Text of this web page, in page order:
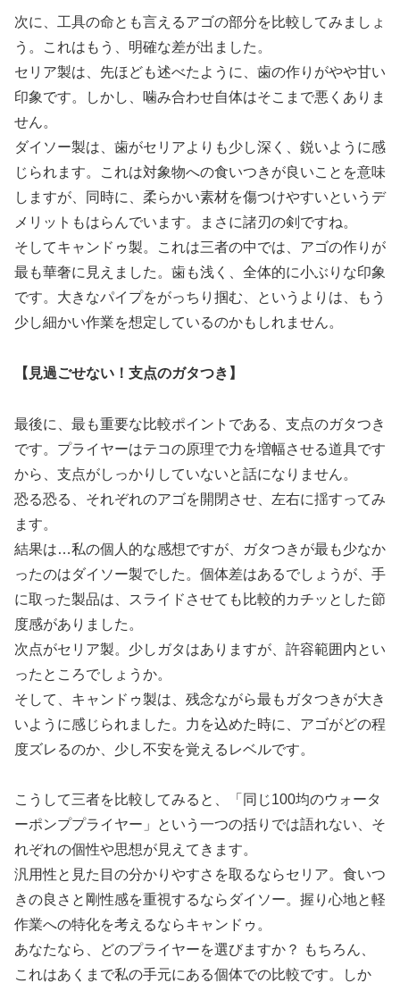
次に、工具の命とも言えるアゴの部分を比較してみましょ
う。これはもう、明確な差が出ました。
セリア製は、先ほども述べたように、歯の作りがやや甘い
印象です。しかし、噛み合わせ自体はそこまで悪くありま
せん。
ダイソー製は、歯がセリアよりも少し深く、鋭いように感
じられます。これは対象物への食いつきが良いことを意味
しますが、同時に、柔らかい素材を傷つけやすいというデ
メリットもはらんでいます。まさに諸刃の剣ですね。
そしてキャンドゥ製。これは三者の中では、アゴの作りが
最も華奢に見えました。歯も浅く、全体的に小ぶりな印象
です。大きなパイプをがっちり掴む、というよりは、もう
少し細かい作業を想定しているのかもしれません。
【見過ごせない！支点のガタつき】
最後に、最も重要な比較ポイントである、支点のガタつき
です。プライヤーはテコの原理で力を増幅させる道具です
から、支点がしっかりしていないと話になりません。
恐る恐る、それぞれのアゴを開閉させ、左右に揺すってみ
ます。
結果は…私の個人的な感想ですが、ガタつきが最も少なか
ったのはダイソー製でした。個体差はあるでしょうが、手
に取った製品は、スライドさせても比較的カチッとした節
度感がありました。
次点がセリア製。少しガタはありますが、許容範囲内とい
ったところでしょうか。
そして、キャンドゥ製は、残念ながら最もガタつきが大き
いように感じられました。力を込めた時に、アゴがどの程
度ズレるのか、少し不安を覚えるレベルです。
こうして三者を比較してみると、「同じ100均のウォータ
ーポンププライヤー」という一つの括りでは語れない、そ
れぞれの個性や思想が見えてきます。
汎用性と見た目の分かりやすさを取るならセリア。食いつ
きの良さと剛性感を重視するならダイソー。握り心地と軽
作業への特化を考えるならキャンドゥ。
あなたなら、どのプライヤーを選びますか？ もちろん、
これはあくまで私の手元にある個体での比較です。しか